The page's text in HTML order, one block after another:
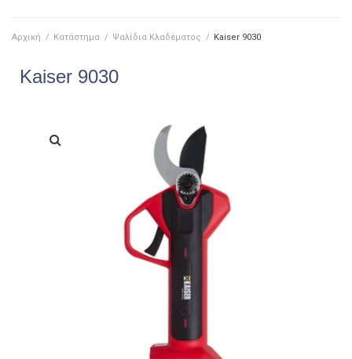
Αρχική / Κατάστημα / Ψαλίδια Κλαδέματος / Kaiser 9030
Kaiser 9030